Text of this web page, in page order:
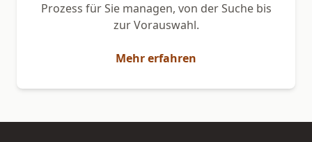
Prozess für Sie managen, von der Suche bis
zur Vorauswahl.
Mehr erfahren